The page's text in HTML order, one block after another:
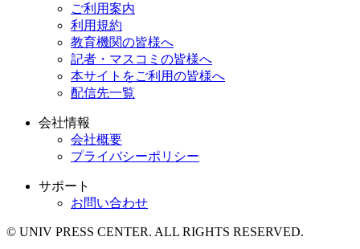
ご利用案内
利用規約
教育機関の皆様へ
記者・マスコミの皆様へ
本サイトをご利用の皆様へ
配信先一覧
会社情報
会社概要
プライバシーポリシー
サポート
お問い合わせ
© UNIV PRESS CENTER. ALL RIGHTS RESERVED.